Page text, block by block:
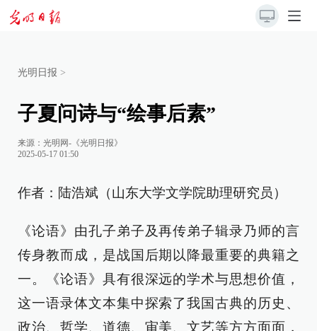
光明日报 >
子夏问诗与“绘事后素”
来源： 光明网-《光明日报》
2025-05-17 01:50
作者：陆浩斌（山东大学文学院助理研究员）
《论语》由孔子弟子及再传弟子辑录乃师的言
传身教而成，是战国后期以降最重要的典籍之
一。《论语》具有很深远的学术与思想价值，
这一语录体文本集中探索了我国古典的历史、
政治、哲学、道德、审美、文艺等方方面面，